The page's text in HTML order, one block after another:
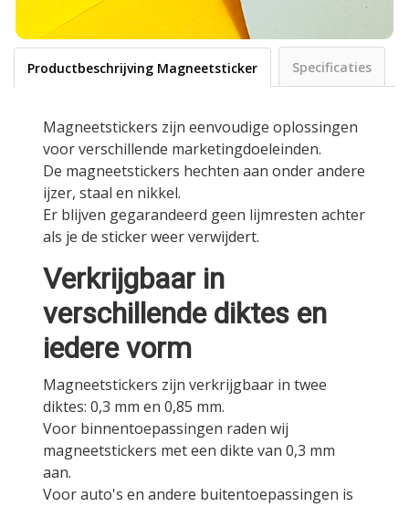
Productbeschrijving Magneetsticker Specificaties
Magneetstickers zijn eenvoudige oplossingen
voor verschillende marketingdoeleinden.
De magneetstickers hechten aan onder andere
ijzer, staal en nikkel.
Er blijven gegarandeerd geen lijmresten achter
als je de sticker weer verwijdert.
Verkrijgbaar in
verschillende diktes en
iedere vorm
Magneetstickers zijn verkrijgbaar in twee
diktes: 0,3 mm en 0,85 mm.
Voor binnentoepassingen raden wij
magneetstickers met een dikte van 0,3 mm
aan.
Voor auto's en andere buitentoepassingen is